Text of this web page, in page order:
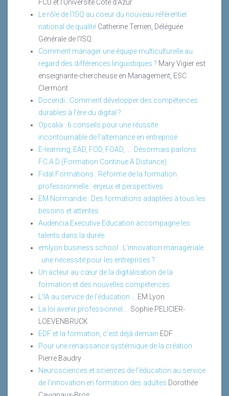
FCU et l'Université Côte d'Azur
Le rôle de l'ISQ au coeur du nouveau référentiel
national de qualité Catherine Terrien, Déléguée
Générale de l'ISQ
Comment manager une équipe multiculturelle au
regard des différences linguistiques ? Mary Vigier est
enseignante-chercheuse en Management, ESC
Clermont
Docendi : Comment développer des compétences
durables à l’ère du digital ?
Opcalia : 6 conseils pour une réussite
incontournable de l’alternance en entreprise
E-learning, EAD, FOD, FOAD, …. Désormais parlons
F.C.A.D (Formation Continue A Distance).
Fidal Formations : Réforme de la formation
professionnelle : enjeux et perspectives
EM Normandie : Des formations adaptées à tous les
besoins et attentes
Audencia Executive Education accompagne les
talents dans la durée.
emlyon business school : L’innovation managériale
: une nécessité pour les entreprises ?
Un acteur au cœur de la digitalisation de la
formation et des nouvelles compétences
L'IA au service de l'éducation ... EM Lyon
La loi avenir professionnel ...
Sophie PELICIER-
LOEVENBRUCK
EDF et la formation, c'est déjà demain EDF
Pour une renaissance systémique de la création
Pierre Baudry
Neurosciences et sciences de l’éducation au service
de l’innovation en formation des adultes Dorothée